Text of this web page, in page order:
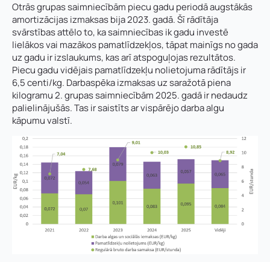
Otrās grupas saimniecībām piecu gadu periodā augstākās
amortizācijas izmaksas bija 2023. gadā. Šī rādītāja
svārstības attēlo to, ka saimniecības ik gadu investē
lielākos vai mazākos pamatlīdzekļos, tāpat mainīgs no gada
uz gadu ir izslaukums, kas arī atspoguļojas rezultātos.
Piecu gadu vidējais pamatlīdzekļu nolietojuma rādītājs ir
6,5 centi/kg. Darbaspēka izmaksas uz saražotā piena
kilogramu 2. grupas saimniecībām 2025. gadā ir nedaudz
palielinājušās. Tas ir saistīts ar vispārējo darba algu
kāpumu valstī.